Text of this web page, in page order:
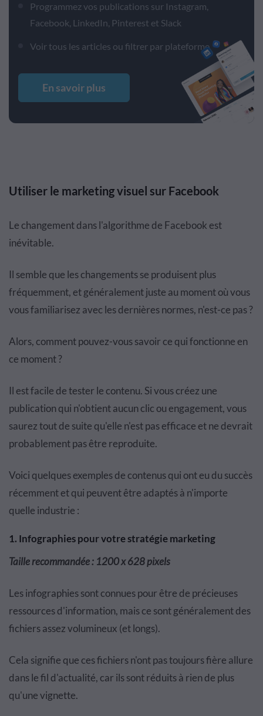
Programmez vos publications sur Instagram,
Facebook, LinkedIn, Pinterest et Slack
Voir tous les articles ou filtrer par plateforme
En savoir plus
Utiliser le marketing visuel sur Facebook
Le changement dans l'algorithme de Facebook est
inévitable.
Il semble que les changements se produisent plus
fréquemment, et généralement juste au moment où vous
vous familiarisez avec les dernières normes, n'est-ce pas ?
Alors, comment pouvez-vous savoir ce qui fonctionne en
ce moment ?
Il est facile de tester le contenu. Si vous créez une
publication qui n'obtient aucun clic ou engagement, vous
saurez tout de suite qu'elle n'est pas efficace et ne devrait
probablement pas être reproduite.
Voici quelques exemples de contenus qui ont eu du succès
récemment et qui peuvent être adaptés à n'importe
quelle industrie :
1. Infographies pour votre stratégie marketing
Taille recommandée : 1200 x 628 pixels
Les infographies sont connues pour être de précieuses
ressources d'information, mais ce sont généralement des
fichiers assez volumineux (et longs).
Cela signifie que ces fichiers n'ont pas toujours fière allure
dans le fil d'actualité, car ils sont réduits à rien de plus
qu'une vignette.